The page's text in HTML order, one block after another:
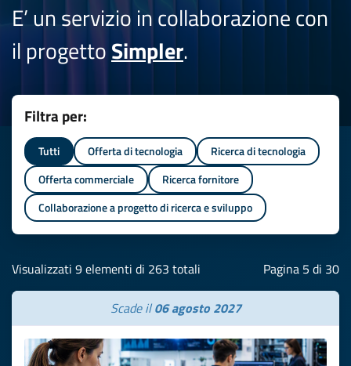
E’ un servizio in collaborazione con
il progettoSimpler.
Filtra per:
Tutti Offerta di tecnologia
Ricerca di tecnologia
Offerta commerciale
Ricerca fornitore
Collaborazione a progetto di ricerca e sviluppo
Visualizzati 9 elementi di 263 totali Pagina 5 di 30
Scade il06 agosto 2027